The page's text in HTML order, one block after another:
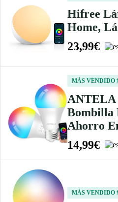
Hifree
Home,
23,99€
MÁS VENDIDO
ANTELA
Bombilla
Ahorro
14,99€
MÁS VENDIDO